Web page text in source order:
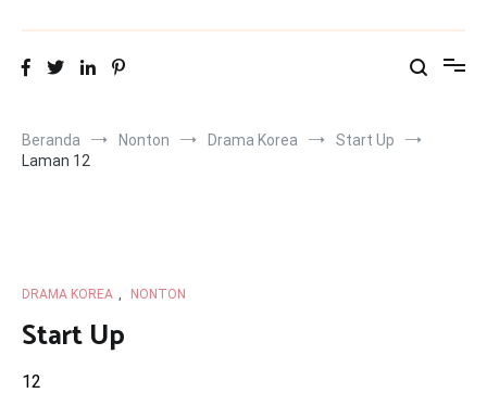
Mitra Loga Beauty Skin
Beranda Nonton Drama Korea
Start Up
Laman 12
DRAMA KOREA , NONTON
Start Up
12